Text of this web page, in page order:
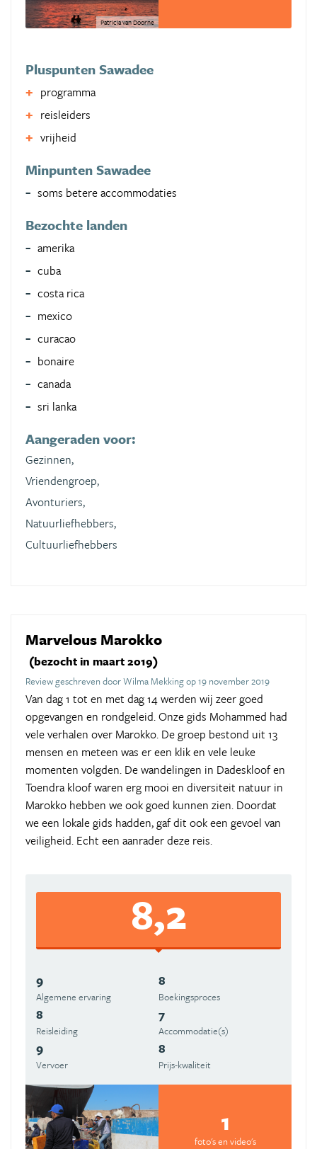
Patricia van Doorne
Pluspunten Sawadee
programma
reisleiders
vrijheid
Minpunten Sawadee
soms betere accommodaties
Bezochte landen
amerika
cuba
costa rica
mexico
curacao
bonaire
canada
sri lanka
Aangeraden voor:
Gezinnen,
Vriendengroep,
Avonturiers,
Natuurliefhebbers,
Cultuurliefhebbers
Marvelous Marokko
(bezocht in maart 2019)
Review geschreven door Wilma Mekking op 19 november 2019
Van dag 1 tot en met dag 14 werden wij zeer goed
opgevangen en rondgeleid. Onze gids Mohammed had
vele verhalen over Marokko. De groep bestond uit 13
mensen en meteen was er een klik en vele leuke
momenten volgden. De wandelingen in Dadeskloof en
Toendra kloof waren erg mooi en diversiteit natuur in
Marokko hebben we ook goed kunnen zien. Doordat
we een lokale gids hadden, gaf dit ook een gevoel van
veiligheid. Echt een aanrader deze reis.
8,2
9
Algemene ervaring
8
Boekingsproces
8
Reisleiding
7
Accommodatie(s)
9
Vervoer
8
Prijs-kwaliteit
1
foto's en video's